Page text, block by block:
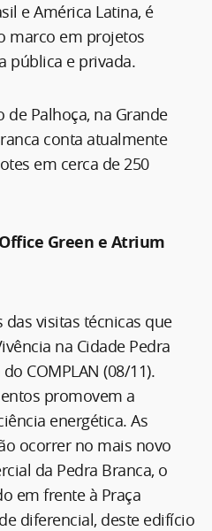
e América Latina, é
marco em projetos
pública e privada.
Palhoça, na Grande
conta atualmente
em cerca de 250
Green e Atrium
visitas técnicas que
na Cidade Pedra
COMPLAN (08/11).
promovem a
energética. As
ocorrer no mais novo
da Pedra Branca, o
em frente à Praça
diferencial, deste edifício